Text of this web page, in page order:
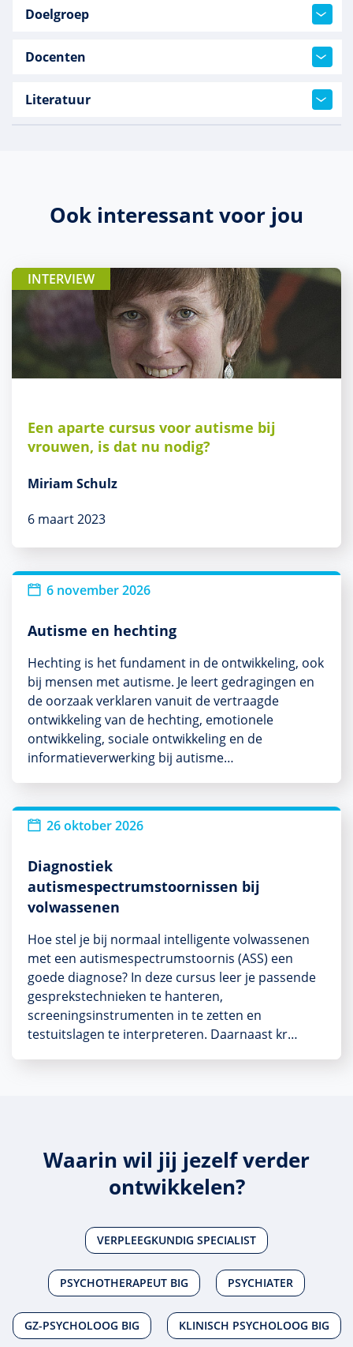
Doelgroep
Docenten
Literatuur
Ook interessant voor jou
INTERVIEW
Een aparte cursus voor autisme bij
vrouwen, is dat nu nodig?
Miriam Schulz
6 maart 2023
6 november 2026
Autisme en hechting
Hechting is het fundament in de ontwikkeling, ook
bij mensen met autisme. Je leert gedragingen en
de oorzaak verklaren vanuit de vertraagde
ontwikkeling van de hechting, emotionele
ontwikkeling, sociale ontwikkeling en de
informatieverwerking bij autisme…
26 oktober 2026
Diagnostiek
autismespectrumstoornissen bij
volwassenen
Hoe stel je bij normaal intelligente volwassenen
met een autismespectrumstoornis (ASS) een
goede diagnose? In deze cursus leer je passende
gesprekstechnieken te hanteren,
screeningsinstrumenten in te zetten en
testuitslagen te interpreteren. Daarnaast kr…
Waarin wil jij jezelf verder
ontwikkelen?
VERPLEEGKUNDIG SPECIALIST
PSYCHOTHERAPEUT BIG PSYCHIATER
GZ-PSYCHOLOOG BIG KLINISCH PSYCHOLOOG BIG